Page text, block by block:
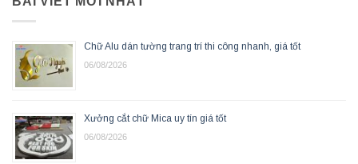
Chữ Alu dán tường trang trí thi công nhanh, giá tốt
06/08/2026
Xưởng cắt chữ Mica uy tín giá tốt
06/08/2026